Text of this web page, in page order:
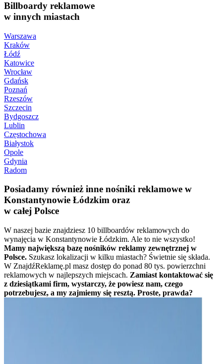
Billboardy reklamowe
w innych miastach
Warszawa
Kraków
Łódź
Katowice
Wrocław
Gdańsk
Poznań
Rzeszów
Szczecin
Bydgoszcz
Lublin
Częstochowa
Białystok
Opole
Gdynia
Radom
Posiadamy również inne nośniki reklamowe w
Konstantynowie Łódzkim oraz
w całej Polsce
W naszej bazie znajdziesz 10 billboardów reklamowych do
wynajęcia w Konstantynowie Łódzkim. Ale to nie wszystko!
Mamy największą bazę nośników reklamy zewnętrznej w
Polsce. Szukasz lokalizacji w kilku miastach? Świetnie się składa.
W ZnajdźReklamę.pl masz dostęp do ponad 80 tys. powierzchni
reklamowych w najlepszych miejscach. Zamiast kontaktować się
z dziesiątkami firm, wystarczy, że powiesz nam, czego
potrzebujesz, a my zajmiemy się resztą. Proste, prawda?